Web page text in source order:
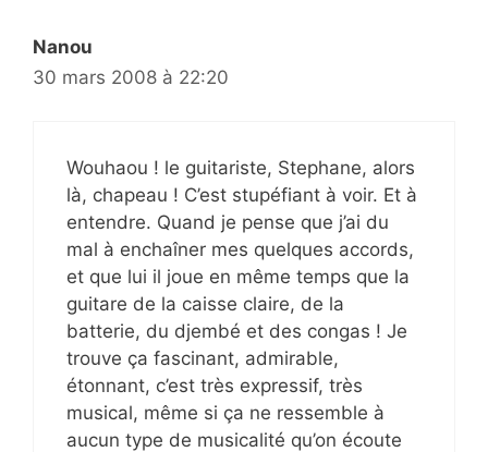
Nanou
30 mars 2008 à 22:20
Wouhaou ! le guitariste, Stephane, alors
là, chapeau ! C’est stupéfiant à voir. Et à
entendre. Quand je pense que j’ai du
mal à enchaîner mes quelques accords,
et que lui il joue en même temps que la
guitare de la caisse claire, de la
batterie, du djembé et des congas ! Je
trouve ça fascinant, admirable,
étonnant, c’est très expressif, très
musical, même si ça ne ressemble à
aucun type de musicalité qu’on écoute